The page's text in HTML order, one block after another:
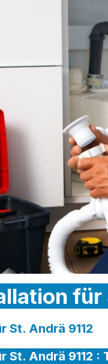
für
St. Andrä 9112
St. Andrä 9112 :